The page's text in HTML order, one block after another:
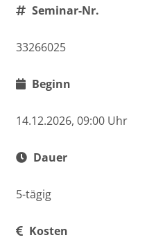
Seminar-Nr.
33266025
Beginn
14.12.2026, 09:00 Uhr
Dauer
5-tägig
Kosten